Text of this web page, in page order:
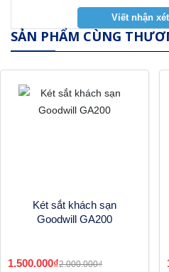
SẢN PHẨM CÙNG
Két sắt khách sạn
Goodwill GA200
1.500.000₫2.000.000₫